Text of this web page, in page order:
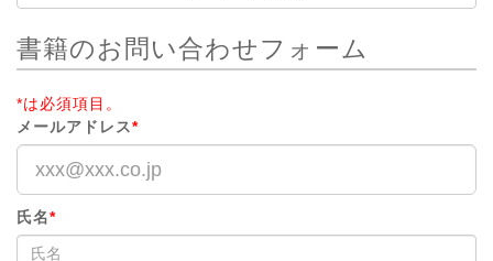
書籍のお問い合わせフォーム
*は必須項目。
メールアドレス*
氏名*